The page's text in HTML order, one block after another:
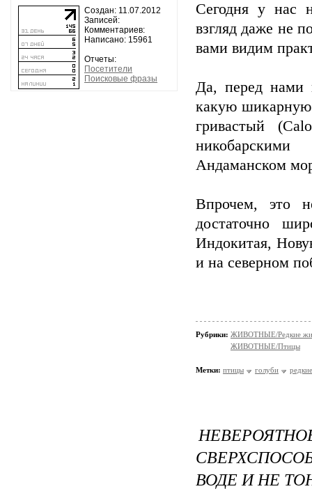
Создан: 11.07.2012
Записей:
Комментариев:
Написано: 15961
Отчеты:
Посетители
Поисковые фразы
Сегодня у нас
взгляд даже не
вами видим
Да, перед нами
какую шикарную
гривастый
Андаманском
Впрочем, это
достаточно
Индокитая,
и на северном
Рубрики: ЖИВОТНЫЕ/Редкие
ЖИВОТНЫЕ/Птицы
Метки: птицы голуби
ВОДЕ И НЕ